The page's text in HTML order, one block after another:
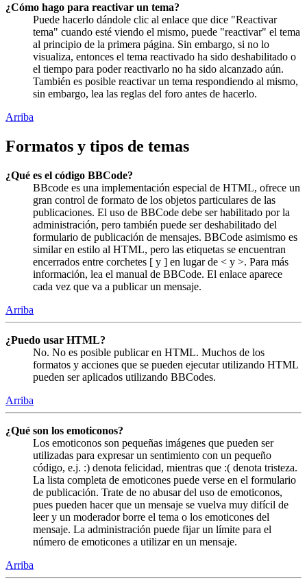
¿Cómo hago para reactivar un tema?
Puede hacerlo dándole clic al enlace que dice "Reactivar
tema" cuando esté viendo el mismo, puede "reactivar" el tema
al principio de la primera página. Sin embargo, si no lo
visualiza, entonces el tema reactivado ha sido deshabilitado o
el tiempo para poder reactivarlo no ha sido alcanzado aún.
También es posible reactivar un tema respondiendo al mismo,
sin embargo, lea las reglas del foro antes de hacerlo.
Arriba
Formatos y tipos de temas
¿Qué es el código BBCode?
BBcode es una implementación especial de HTML, ofrece un
gran control de formato de los objetos particulares de las
publicaciones. El uso de BBCode debe ser habilitado por la
administración, pero también puede ser deshabilitado del
formulario de publicación de mensajes. BBCode asimismo es
similar en estilo al HTML, pero las etiquetas se encuentran
encerrados entre corchetes [ y ] en lugar de < y >. Para más
información, lea el manual de BBCode. El enlace aparece
cada vez que va a publicar un mensaje.
Arriba
¿Puedo usar HTML?
No. No es posible publicar en HTML. Muchos de los
formatos y acciones que se pueden ejecutar utilizando HTML
pueden ser aplicados utilizando BBCodes.
Arriba
¿Qué son los emoticonos?
Los emoticonos son pequeñas imágenes que pueden ser
utilizadas para expresar un sentimiento con un pequeño
código, e.j. :) denota felicidad, mientras que :( denota tristeza.
La lista completa de emoticones puede verse en el formulario
de publicación. Trate de no abusar del uso de emoticonos,
pues pueden hacer que un mensaje se vuelva muy difícil de
leer y un moderador borre el tema o los emoticones del
mensaje. La administración puede fijar un límite para el
número de emoticones a utilizar en un mensaje.
Arriba